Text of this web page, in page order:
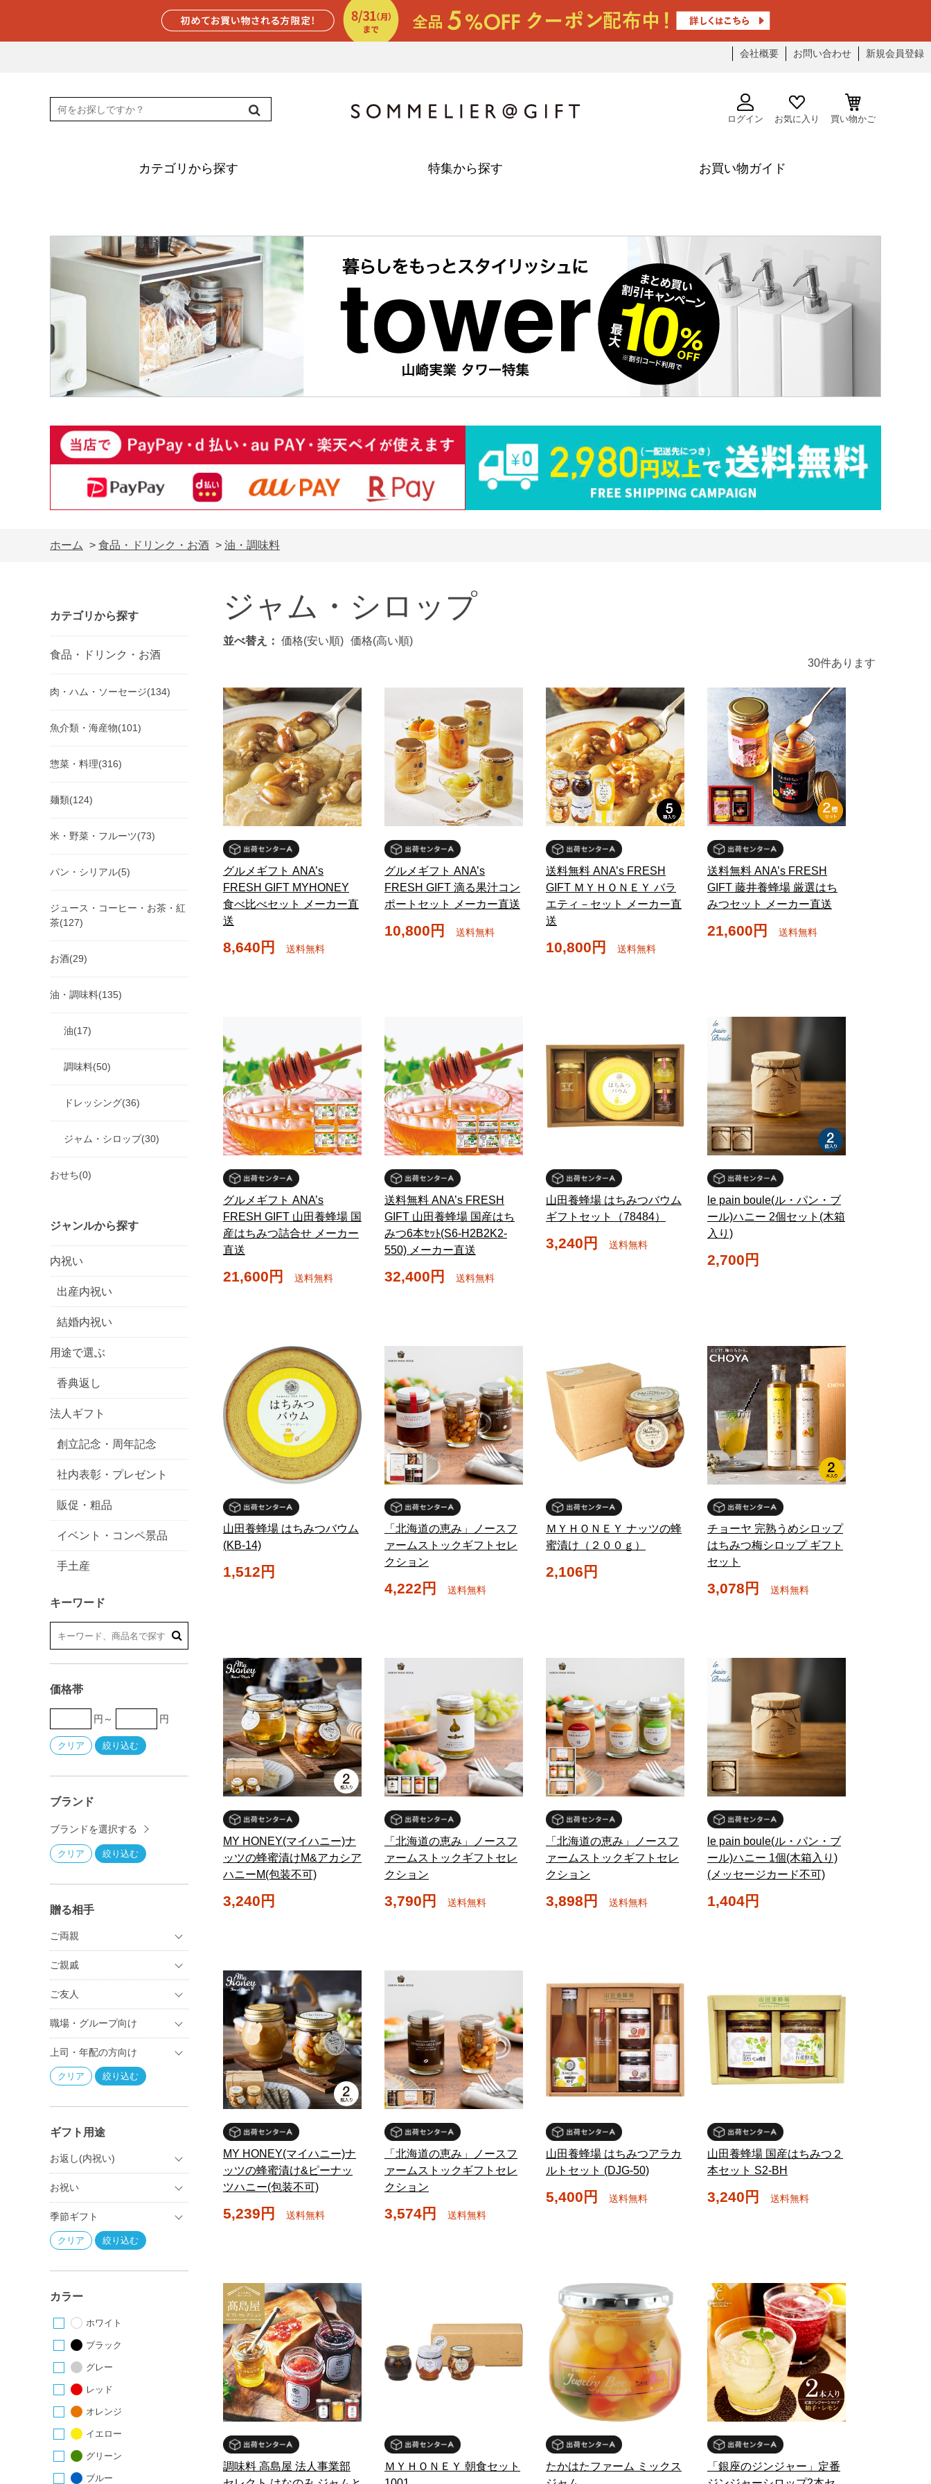
会社概要 お問い合わせ 新規会員登録
ログイン お気に入り 買い物かご
カテゴリから探す 特集から探す お買い物ガイド
ホーム > 食品・ドリンク・お酒 > 油・調味料
カテゴリから探す
食品・ドリンク・お酒
肉・ハム・ソーセージ(134)
魚介類・海産物(101)
惣菜・料理(316)
麺類(124)
米・野菜・フルーツ(73)
パン・シリアル(5)
ジュース・コーヒー・お茶・紅
茶(127)
お酒(29)
油・調味料(135)
油(17)
調味料(50)
ドレッシング(36)
ジャム・シロップ(30)
おせち(0)
ジャンルから探す
内祝い
出産内祝い
結婚内祝い
用途で選ぶ
香典返し
法人ギフト
創立記念・周年記念
社内表彰・プレゼント
販促・粗品
イベント・コンペ景品
手土産
キーワード
価格帯
円～ 円
ブランド
ブランドを選択する
贈る相手
ご両親
ご親戚
ご友人
職場・グループ向け
上司・年配の方向け
ギフト用途
お返し(内祝い)
お祝い
季節ギフト
カラー
ホワイト
ブラック
グレー
レッド
オレンジ
イエロー
グリーン
ブルー
ジャム・シロップ
並べ替え： 価格(安い順) 価格(高い順)
30件あります
グルメギフト ANA’s
FRESH GIFT MYHONEY
食べ比べセット メーカー直
送
8,640円 送料無料
グルメギフト ANA’s
FRESH GIFT 滴る果汁コン
ポートセット メーカー直送
10,800円 送料無料
送料無料 ANA’s FRESH
GIFT ＭＹＨＯＮＥＹ バラ
エティ－セット メーカー直
送
10,800円 送料無料
送料無料 ANA’s FRESH
GIFT 藤井養蜂場 厳選はち
みつセット メーカー直送
21,600円 送料無料
グルメギフト ANA’s
FRESH GIFT 山田養蜂場 国
産はちみつ詰合せ メーカー
直送
21,600円 送料無料
送料無料 ANA’s FRESH
GIFT 山田養蜂場 国産はち
みつ6本ｾｯﾄ(S6-H2B2K2-
550) メーカー直送
32,400円 送料無料
山田養蜂場 はちみつバウム
ギフトセット（78484）
3,240円 送料無料
le pain boule(ル・パン・ブ
ール)ハニー 2個セット(木箱
入り)
2,700円
山田養蜂場 はちみつバウム
(KB-14)
1,512円
「北海道の恵み」ノースフ
ァームストックギフトセレ
クション
4,222円 送料無料
ＭＹＨＯＮＥＹ ナッツの蜂
蜜漬け（２００ｇ）
2,106円
チョーヤ 完熟うめシロップ
はちみつ梅シロップ ギフト
セット
3,078円 送料無料
MY HONEY(マイハニー)ナ
ッツの蜂蜜漬けM&アカシア
ハニーM(包装不可)
3,240円
「北海道の恵み」ノースフ
ァームストックギフトセレ
クション
3,790円 送料無料
「北海道の恵み」ノースフ
ァームストックギフトセレ
クション
3,898円 送料無料
le pain boule(ル・パン・ブ
ール)ハニー 1個(木箱入り)
(メッセージカード不可)
1,404円
MY HONEY(マイハニー)ナ
ッツの蜂蜜漬け&ピーナッ
ツハニー(包装不可)
5,239円 送料無料
「北海道の恵み」ノースフ
ァームストックギフトセレ
クション
3,574円 送料無料
山田養蜂場 はちみつアラカ
ルトセット (DJG-50)
5,400円 送料無料
山田養蜂場 国産はちみつ２
本セット S2-BH
3,240円 送料無料
調味料 高島屋 法人事業部
ＭＹＨＯＮＥＹ 朝食セット
たかはたファーム ミックス
「銀座のジンジャー」定番